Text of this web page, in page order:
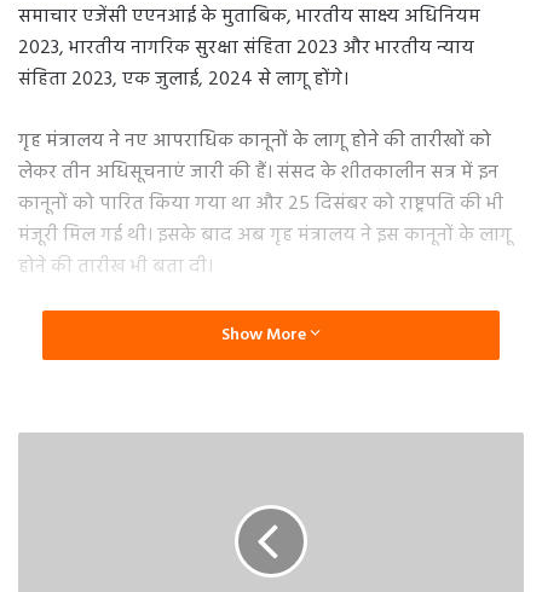
समाचार एजेंसी एएनआई के मुताबिक, भारतीय साक्ष्य अधिनियम
2023, भारतीय नागरिक सुरक्षा संहिता 2023 और भारतीय न्याय
संहिता 2023, एक जुलाई, 2024 से लागू होंगे।
गृह मंत्रालय ने नए आपराधिक कानूनों के लागू होने की तारीखों को
लेकर तीन अधिसूचनाएं जारी की हैं। संसद के शीतकालीन सत्र में इन
कानूनों को पारित किया गया था और 25 दिसंबर को राष्ट्रपति की भी
मंजूरी मिल गई थी। इसके बाद अब गृह मंत्रालय ने इस कानूनों के लागू
होने की तारीख भी बता दी।
राजद्रोह कानून खत्म
2 लाख पुलिसकर्मियों को मिल रही ट्रेनिंग
बता दें कि विशेषज्ञों से बनी करीब 3 हजार एक्सपर्ट की टीम देशभर में
Show More